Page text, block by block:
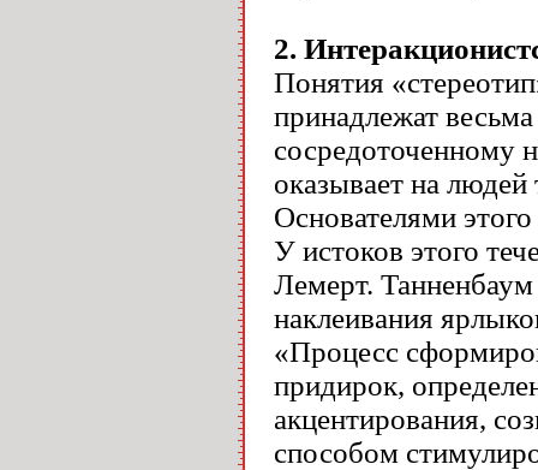
2.
Понятия
принадлежат
сосредоточенному
оказывает на
Основателями
У истоков этого
Лемерт. Танненбаум
наклеивания
«Процесс
придирок,
акцентирования,
способом